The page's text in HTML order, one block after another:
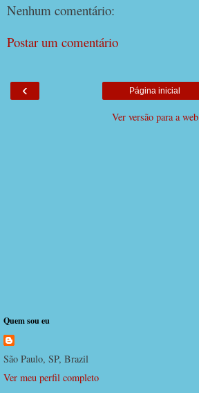
Nenhum comentário:
Postar um comentário
‹ Página inicial
Ver versão para a web
Quem sou eu
São Paulo, SP, Brazil
Ver meu perfil completo